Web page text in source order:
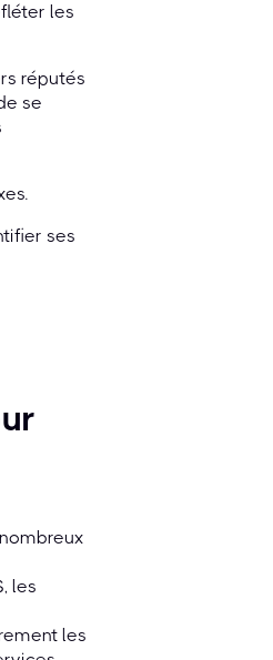
les
réputés
se
ses
les
les